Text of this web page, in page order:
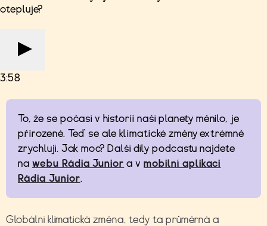
otepluje?
3:58
To, že se počasí v historii naší planety měnilo, je
přirozené. Teď se ale klimatické změny extrémně
zrychlují. Jak moc? Další díly podcastu najdete
na webu Rádia Junior a vmobilní aplikaci
Rádia Junior.
Globální klimatická změna, tedy ta průměrná a